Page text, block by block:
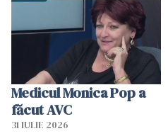
Medicul Monica Pop a
făcut AVC
31 IULIE 2026